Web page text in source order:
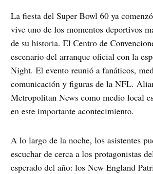
La fiesta del Super Bowl 60 ya
vive uno de los momentos deportivos
de su historia. El Centro de
escenario del arranque oficial con la
Night. El evento reunió a fanáticos,
comunicación y figuras de la NFL.
Metropolitan News como medio local
en este importante acontecimiento.
A lo largo de la noche, los asistentes
escuchar de cerca a los protagonistas
esperado del año: los New England